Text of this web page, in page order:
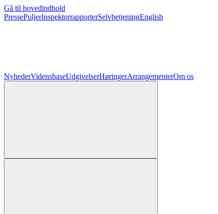
Gå til hovedindhold
PressePuljerInspektorrapporterSelvbetjeningEnglish
NyhederVidensbaseUdgivelserHøringerArrangementerOm os